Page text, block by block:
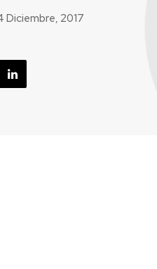
Diciembre, 2017